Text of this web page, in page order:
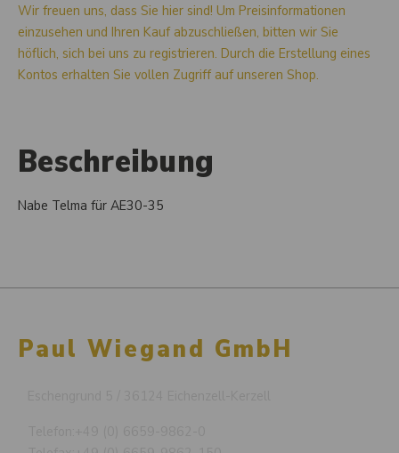
Wir freuen uns, dass Sie hier sind! Um Preisinformationen
einzusehen und Ihren Kauf abzuschließen, bitten wir Sie
höflich, sich bei uns zu registrieren. Durch die Erstellung eines
Kontos erhalten Sie vollen Zugriff auf unseren Shop.
Beschreibung
Nabe Telma für AE30-35
Paul Wiegand GmbH